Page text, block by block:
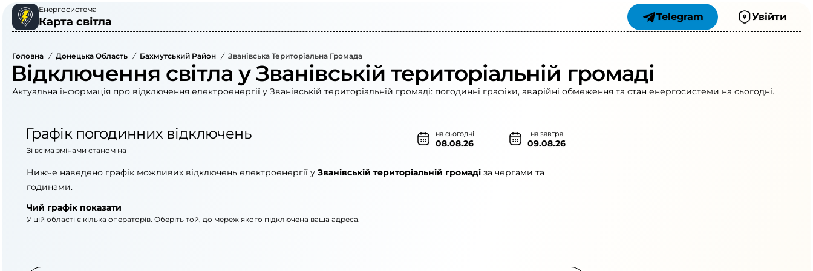
Енергосистема
Карта світла Telegram Увійти
Головна / Донецька Область / Бахмутський Район / Званівська Територіальна Громада
Відключення світла у Званівській територіальній громаді
Актуальна інформація про відключення електроенергії у Званівській територіальній громаді: погодинні графіки, аварійні обмеження та стан енергосистеми на сьогодні.
Графік погодинних відключень на сьогодні
08.08.26
на завтра
09.08.26
Зі всіма змінами станом на
Нижче наведено графік можливих відключень електроенергії у Званівській територіальній громаді за чергами та
годинами.
Чий графік показати
У цій області є кілька операторів. Оберіть той, до мереж якого підключена ваша адреса.